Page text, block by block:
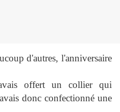
d'autres, l'anniversaire
offert un collier qui
donc confectionné une